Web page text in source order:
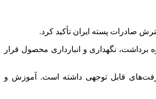
صادرات پسته ایران تأکید کرد.
نگهداری و انبارداری محصول قرار
قابل توجهی داشته است. آموزش و